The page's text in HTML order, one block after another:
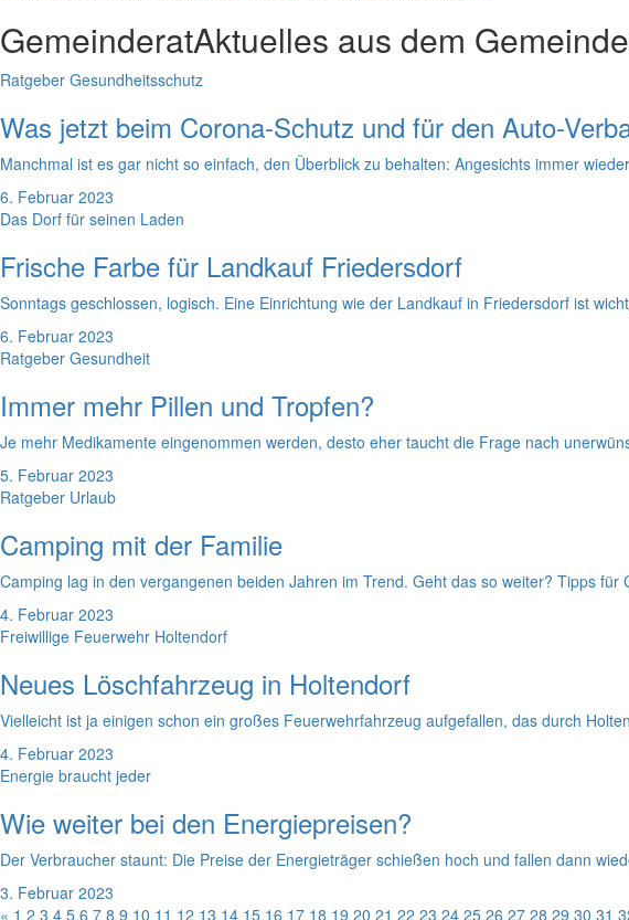
GemeinderatAktuelles aus dem
Ratgeber Gesundheitsschutz
Was jetzt beim Corona-Schutz und für den Auto-
Manchmal ist es gar nicht so einfach, den Überblick zu behalten: Angesichts immer
6. Februar 2023
Das Dorf für seinen Laden
Frische Farbe für Landkauf Friedersdorf
Sonntags geschlossen, logisch. Eine Einrichtung wie der Landkauf in Friedersdorf ist
6. Februar 2023
Ratgeber Gesundheit
Immer mehr Pillen und Tropfen?
Je mehr Medikamente eingenommen werden, desto eher taucht die Frage nach
5. Februar 2023
Ratgeber Urlaub
Camping mit der Familie
Camping lag in den vergangenen beiden Jahren im Trend. Geht das so weiter? Tipps für
4. Februar 2023
Freiwillige Feuerwehr Holtendorf
Neues Löschfahrzeug in Holtendorf
Vielleicht ist ja einigen schon ein großes Feuerwehrfahrzeug aufgefallen, das durch
4. Februar 2023
Energie braucht jeder
Wie weiter bei den Energiepreisen?
Der Verbraucher staunt: Die Preise der Energieträger schießen hoch und fallen dann
3. Februar 2023
« 1 2 3 4 5 6 7 8 9 10 11 12 13 14 15 16 17 18 19 20 21 22 23 24 25 26 27 28 29 30 31